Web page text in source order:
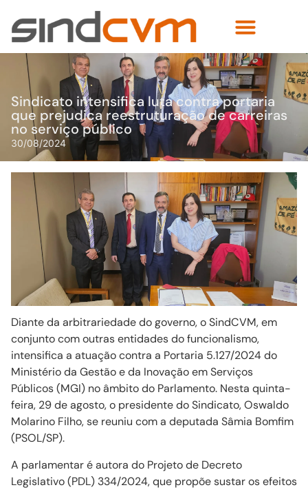
Sindicato intensifica luta contra portaria
que prejudica reestruturação de carreiras
no serviço público
30/08/2024
Diante da arbitrariedade do governo, o SindCVM, em
conjunto com outras entidades do funcionalismo,
intensifica a atuação contra a Portaria 5.127/2024 do
Ministério da Gestão e da Inovação em Serviços
Públicos (MGI) no âmbito do Parlamento. Nesta quinta-
feira, 29 de agosto, o presidente do Sindicato, Oswaldo
Molarino Filho, se reuniu com a deputada Sâmia Bomfim
(PSOL/SP).
A parlamentar é autora do Projeto de Decreto
Legislativo (PDL) 334/2024, que propõe sustar os efeitos